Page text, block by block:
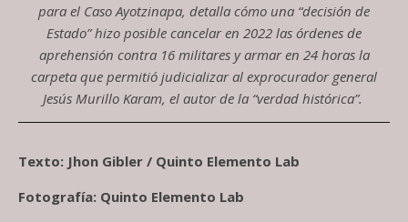
para el Caso Ayotzinapa, detalla cómo una “decisión de
Estado” hizo posible cancelar en 2022 las órdenes de
aprehensión contra 16 militares y armar en 24 horas la
carpeta que permitió judicializar al exprocurador general
Jesús Murillo Karam, el autor de la “verdad histórica”.
Texto: Jhon Gibler / Quinto Elemento Lab
Fotografía: Quinto Elemento Lab